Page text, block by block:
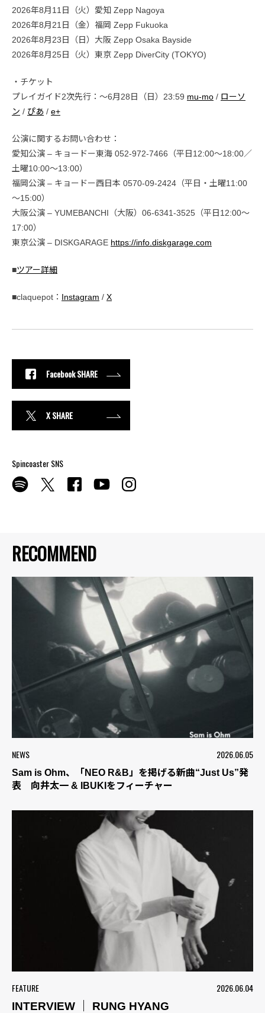
RECOMMEND
NEWS 2026.06.05
Sam is Ohm、「NEO R&B」を掲げる新曲“Just Us”発
表 向井太一 & IBUKIをフィーチャー
FEATURE
2026.06.04
INTERVIEW ｜ RUNG HYANG
2026年8月11日（火）愛知 Zepp Nagoya
2026年8月21日（金）福岡 Zepp Fukuoka
2026年8月23日（日）大阪 Zepp Osaka Bayside
2026年8月25日（火）東京 Zepp DiverCity (TOKYO)
・チケット
プレイガイド2次先行：〜6月28日（日）23:59 mu-mo / ローソ
ン / ぴあ / e+
公演に関するお問い合わせ：
愛知公演 – キョードー東海 052-972-7466（平日12:00〜18:00／
土曜10:00〜13:00）
福岡公演 – キョードー西日本 0570-09-2424（平日・土曜11:00
～15:00）
大阪公演 – YUMEBANCHI（大阪）06-6341-3525（平日12:00～
17:00）
東京公演 – DISKGARAGE https://info.diskgarage.com
■ツアー詳細
■claquepot： Instagram / X
Facebook SHARE
X SHARE
Spincoaster SNS